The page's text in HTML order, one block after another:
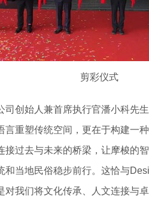
剪彩仪式
司创始人兼首席执行官潘小科先
言重塑传统空间，更在于构建一
接过去与未来的桥梁，让摩梭的
和当地民俗稳步前行。这恰与
对我们将文化传承、人文连接与